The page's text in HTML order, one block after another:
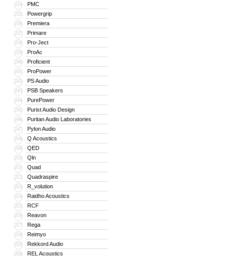
234 PMC
235 Powergrip
236 Premiera
237 Primare
238 Pro-Ject
239 ProAc
240 Proficient
241 ProPower
242 PS Audio
243 PSB Speakers
244 PurePower
245 Purist Audio Design
246 Puritan Audio Laboratories
247 Pylon Audio
248 Q Acoustics
249 QED
250 Qln
251 Quad
252 Quadraspire
253 R_volution
254 Raidho Acoustics
255 RCF
256 Reavon
257 Rega
258 Reimyo
259 Rekkord Audio
260 REL Acoustics